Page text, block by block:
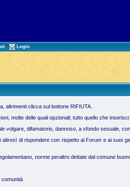
Login
altrimenti clicca sul bottone RIFIUTA.
molte delle quali opzionali; tutto quello che
difamatorio, dannoso, a sfondo sesuale,
di rispondere con rispetto al Forum e ai
norme peraltro dettate dal comune
comunità